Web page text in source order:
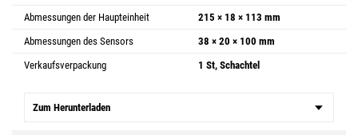
Abmessungen der Haupteinheit
215 × 18 × 113 mm
Abmessungen des Sensors
38 × 20 × 100 mm
Verkaufsverpackung
1 St, Schachtel
Zum Herunterladen